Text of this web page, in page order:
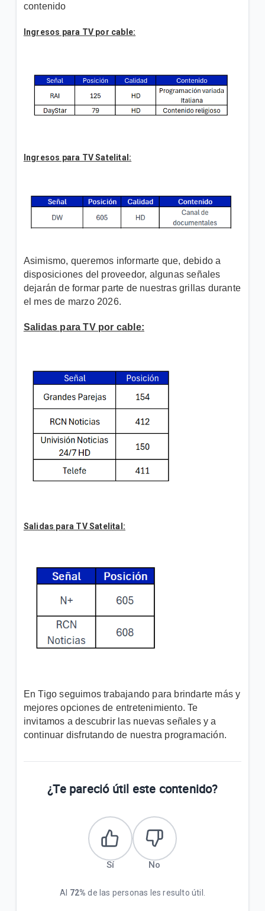
Búsqueda y guía de programas One TV | Hogar
Otras funciones de tu decodificador One TV |
VER MÁS
contenido
Ingresos para TV por cable:
Ingresos para TV Satelital:
Asimismo, queremos informarte que, debido a
disposiciones del proveedor, algunas señales
dejarán de formar parte de nuestras grillas durante
el mes de marzo 2026.
Salidas para TV por cable:
Salidas para TV Satelital:
En Tigo seguimos trabajando para brindarte más y
mejores opciones de entretenimiento. Te
invitamos a descubrir las nuevas señales y a
continuar disfrutando de nuestra programación.
¿Te pareció útil este contenido?
Sí No
Al 72% de las personas les resulto útil.